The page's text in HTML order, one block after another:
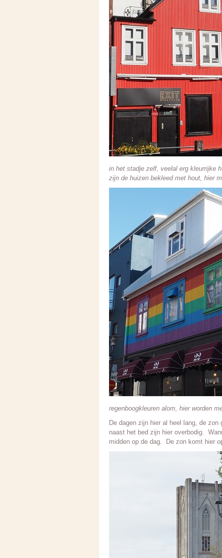
in het stadje zelf, veelal erg kleurrijke
zijn de huizen bekleed met hout, hier
regenboogkleuren alom, hier worden
De dagen zijn hier al heel lang, de
naast het bed zijn hier overbodig.
midden op de dag. De zon komt hier